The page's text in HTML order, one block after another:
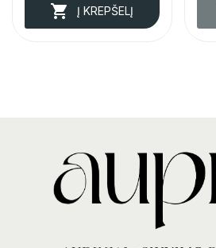
 Į KREPŠELĮ